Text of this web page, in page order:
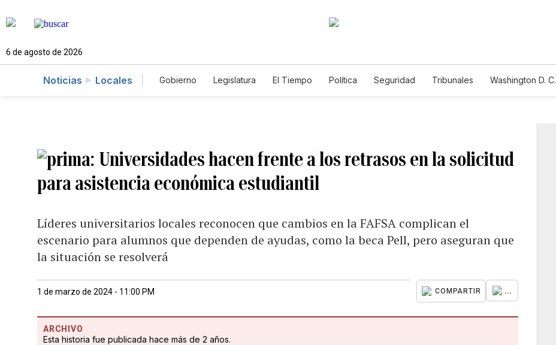
6 de agosto de 2026
Noticias Locales Gobierno Legislatura El Tiempo Política Seguridad Tribunales Washington D. C.
Universidades hacen frente a los retrasos en la solicitud
para asistencia económica estudiantil
Líderes universitarios locales reconocen que cambios en la FAFSA complican el
escenario para alumnos que dependen de ayudas, como la beca Pell, pero aseguran que
la situación se resolverá
1 de marzo de 2024 - 11:00 PM COMPARTIR ...
ARCHIVO
Esta historia fue publicada hace más de 2 años.